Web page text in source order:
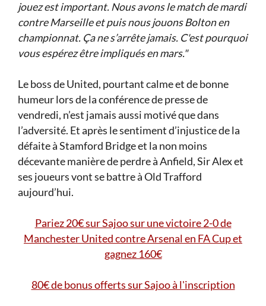
jouez est important. Nous avons le match de mardi
contre Marseille et puis nous jouons Bolton en
championnat. Ça ne s’arrête jamais. C'est pourquoi
vous espérez être impliqués en mars."
Le boss de United, pourtant calme et de bonne
humeur lors de la conférence de presse de
vendredi, n’est jamais aussi motivé que dans
l’adversité. Et après le sentiment d’injustice de la
défaite à Stamford Bridge et la non moins
décevante manière de perdre à Anfield, Sir Alex et
ses joueurs vont se battre à Old Trafford
aujourd’hui.
Pariez 20€ sur Sajoo sur une victoire 2-0 de
Manchester United contre Arsenal en FA Cup et
gagnez 160€
80€ de bonus offerts sur Sajoo à l'inscription